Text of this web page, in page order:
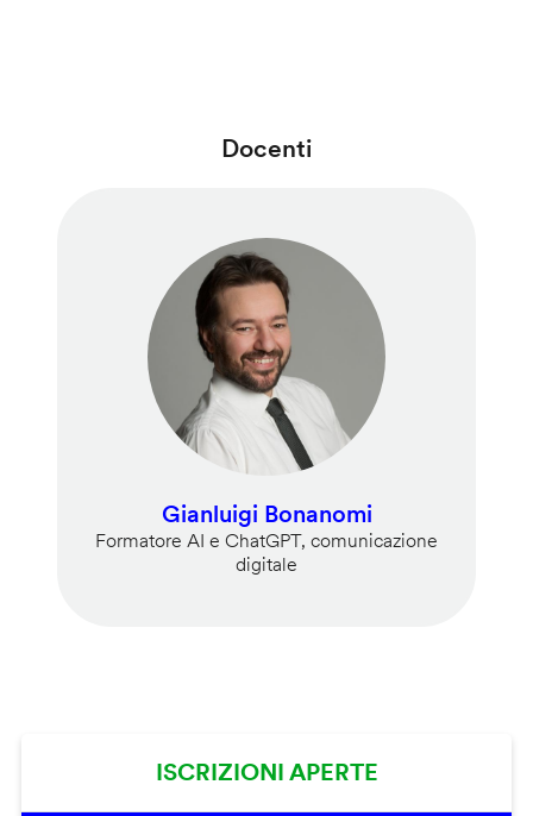
Docenti
Gianluigi Bonanomi
Formatore AI e ChatGPT, comunicazione
digitale
ISCRIZIONI APERTE